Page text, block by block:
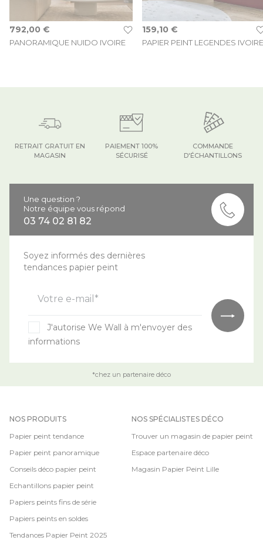
PANORAMIQUE NUIDO IVOIRE
792,00 €
PAPIER PEINT LEGENDES IVOIRE
159,10 €
COMMANDE
D'ÉCHANTILLONS
PAIEMENT 100%
SÉCURISÉ
RETRAIT GRATUIT EN
MAGASIN
Une question ?
Notre équipe vous répond
03 74 02 81 82
Soyez informés des dernières
tendances papier peint
Votre e-mail*
J'autorise We Wall à m'envoyer des
informations
*chez un partenaire déco
NOS PRODUITS
Papier peint tendance
Papier peint panoramique
Conseils déco papier peint
Echantillons papier peint
Papiers peints fins de série
Papiers peints en soldes
Tendances Papier Peint 2025
NOS SPÉCIALISTES DÉCO
Trouver un magasin de papier peint
Espace partenaire déco
Magasin Papier Peint Lille